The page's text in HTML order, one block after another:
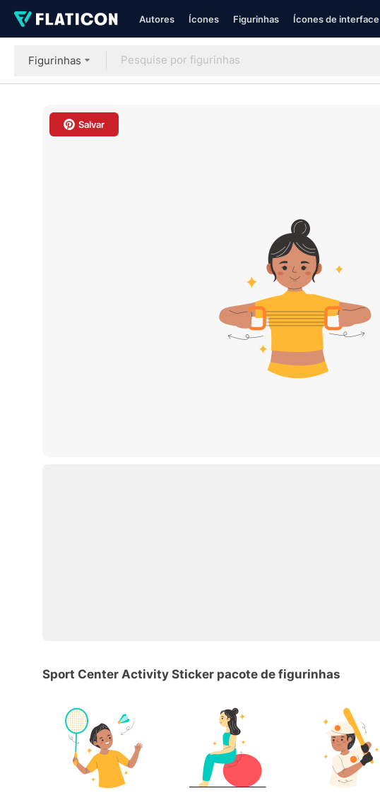
Autores Ícones Figurinhas Ícones de interface
Figurinhas
Salvar
Sport Center Activity Sticker pacote de figurinhas